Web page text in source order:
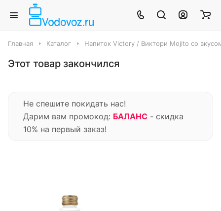
Главная Каталог Напиток Victory / Виктори Mojito со
Этот товар закончился
Не спешите покидать нас!
Дарим вам промокод: БАЛАНС - скидка
10% на первый заказ!